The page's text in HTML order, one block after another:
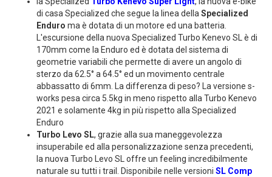
di casa Specialized che segue la linea dellaSpecialized
Enduro ma è dotata di un motore ed una batteria.
L'escursione della nuova Specialized Turbo Kenevo SL è di
170mm come la Enduro ed è dotata del sistema di
geometrie variabili che permette di avere un angolo di
sterzo da 62.5° a 64.5° ed un movimento centrale
abbassatto di 6mm. La differenza di peso? La versione s-
works pesa circa 5.5kg in meno rispetto alla Turbo Kenevo
2021 e solamente 4kg in più rispetto alla Specialized
Enduro
Turbo Levo SL, grazie alla sua maneggevolezza
insuperabile ed alla personalizzazione senza precedenti,
la nuova Turbo Levo SL offre un feeling incredibilmente
naturale su tutti i trail. Disponibile nelle versioni SL Comp